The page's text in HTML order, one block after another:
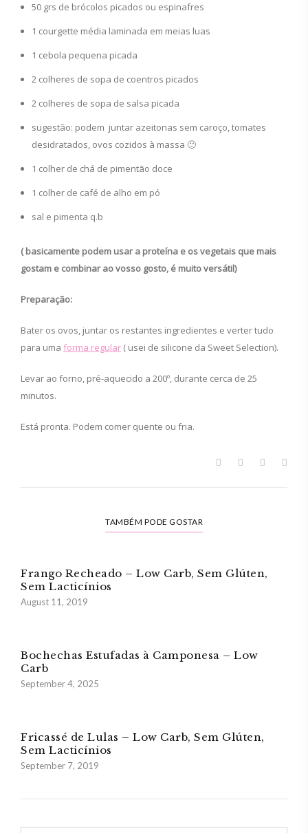
50 grs de brócolos picados ou espinafres
1 courgette média laminada em meias luas
1 cebola pequena picada
2 colheres de sopa de coentros picados
2 colheres de sopa de salsa picada
sugestão: podem juntar azeitonas sem caroço, tomates
desidratados, ovos cozidos à massa 🙂
1 colher de chá de pimentão doce
1 colher de café de alho em pó
sal e pimenta q.b
( basicamente podem usar a proteína e os vegetais que mais
gostam e combinar ao vosso gosto, é muito versátil)
Preparação:
Bater os ovos, juntar os restantes ingredientes e verter tudo
para uma forma regular ( usei de silicone da Sweet Selection).
Levar ao forno, pré-aquecido a 200º, durante cerca de 25
minutos.
Está pronta. Podem comer quente ou fria.
TAMBÉM PODE GOSTAR
Frango Recheado – Low Carb, Sem Glúten,
Sem Lacticínios
August 11, 2019
Bochechas Estufadas à Camponesa – Low
Carb
September 4, 2025
Fricassé de Lulas – Low Carb, Sem Glúten,
Sem Lacticínios
September 7, 2019